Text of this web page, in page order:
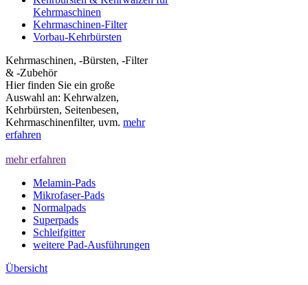
Kehrmaschinen
Kehrmaschinen-Filter
Vorbau-Kehrbürsten
Kehrmaschinen, -Bürsten, -Filter
& -Zubehör
Hier finden Sie ein große
Auswahl an: Kehrwalzen,
Kehrbürsten, Seitenbesen,
Kehrmaschinenfilter, uvm. mehr
erfahren
mehr erfahren
Melamin-Pads
Mikrofaser-Pads
Normalpads
Superpads
Schleifgitter
weitere Pad-Ausführungen
Übersicht